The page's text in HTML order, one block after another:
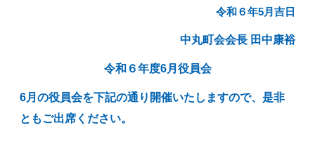
令和６年5月吉日
中丸町会会長 田中康裕
令和６年度6月役員会
6月の役員会を下記の通り開催いたしますので、是非
ともご出席ください。